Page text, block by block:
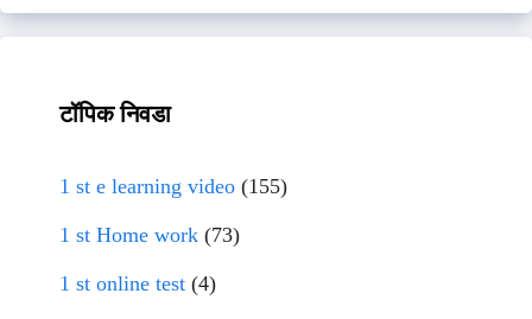
टॉपिक निवडा
1 st e learning video (155)
1 st Home work (73)
1 st online test (4)